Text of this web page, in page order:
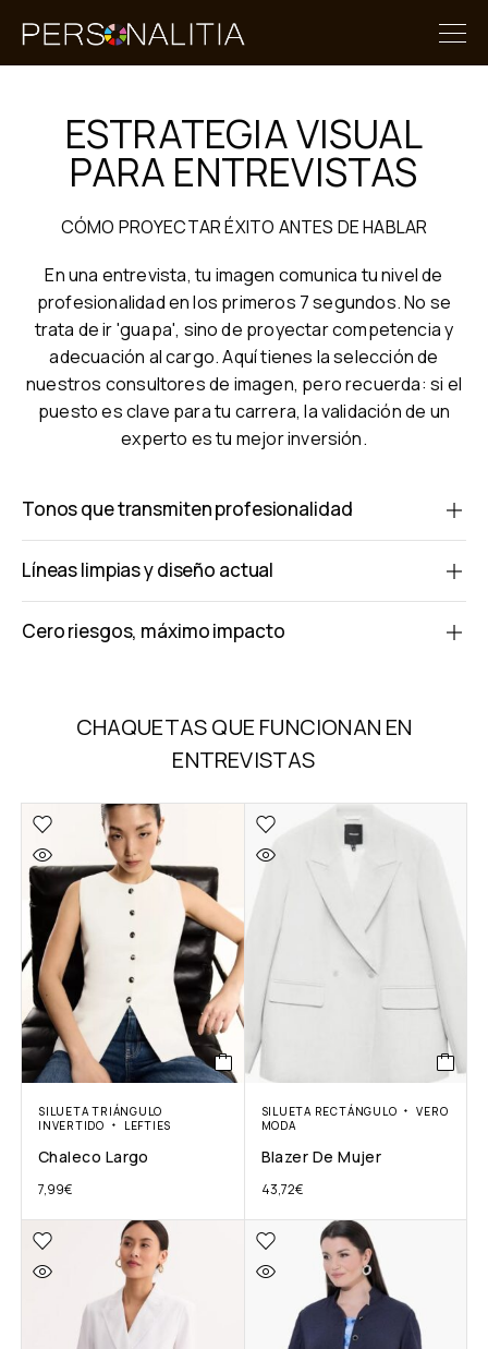
ESTRATEGIA VISUAL
PARA ENTREVISTAS
CÓMO PROYECTAR ÉXITO ANTES DE HABLAR
En una entrevista, tu imagen comunica tu nivel de
profesionalidad en los primeros 7 segundos. No se
trata de ir 'guapa', sino de proyectar competencia y
adecuación al cargo. Aquí tienes la selección de
nuestros consultores de imagen, pero recuerda: si el
puesto es clave para tu carrera, la validación de un
experto es tu mejor inversión.
Tonos que transmiten profesionalidad
Líneas limpias y diseño actual
Cero riesgos, máximo impacto
CHAQUETAS QUE FUNCIONAN EN
ENTREVISTAS
SILUETA TRIÁNGULO
INVERTIDO
LEFTIES
Chaleco Largo
7,99€
SILUETA RECTÁNGULO
VERO
MODA
Blazer De Mujer
43,72€